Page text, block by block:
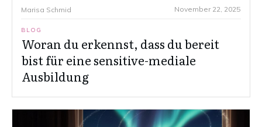
Marisa Schmid November 22, 2025
BLOG
Woran du erkennst, dass du bereit
bist für eine sensitive-mediale
Ausbildung